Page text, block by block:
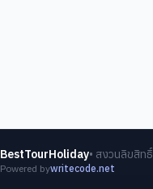
BestTourHoliday• สงวนลิขสิทธิ์
Powered bywritecode.net